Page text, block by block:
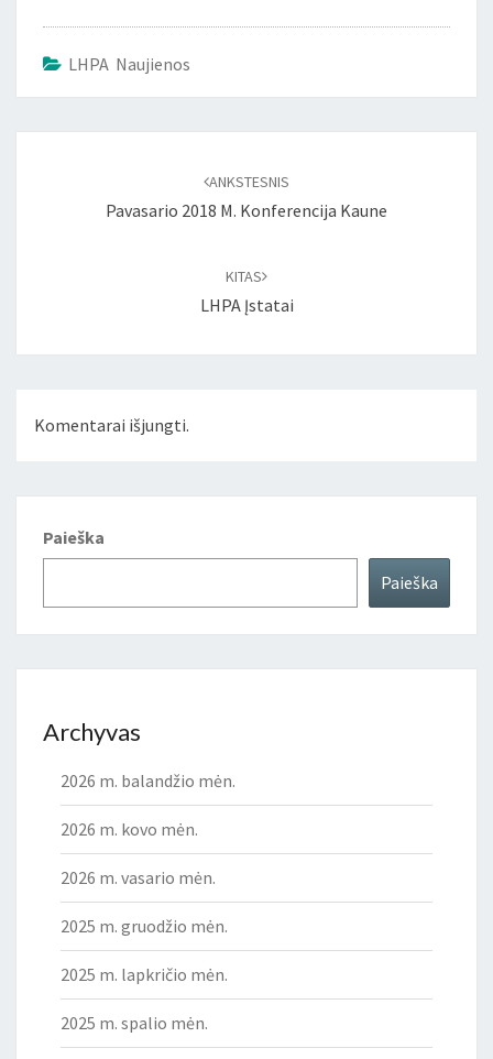
LHPA Naujienos
ANKSTESNIS
Pavasario 2018 M. Konferencija Kaune
KITAS
LHPA Įstatai
Komentarai išjungti.
Paieška
Paieška
Archyvas
2026 m. balandžio mėn.
2026 m. kovo mėn.
2026 m. vasario mėn.
2025 m. gruodžio mėn.
2025 m. lapkričio mėn.
2025 m. spalio mėn.